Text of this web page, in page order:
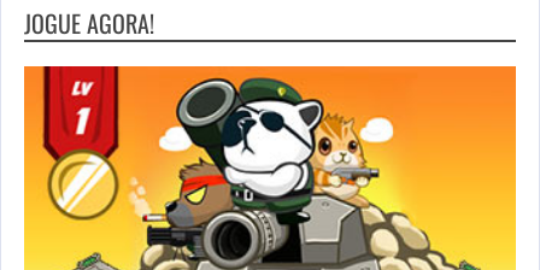
JOGUE AGORA!